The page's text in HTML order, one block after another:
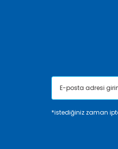
*istediğiniz zaman